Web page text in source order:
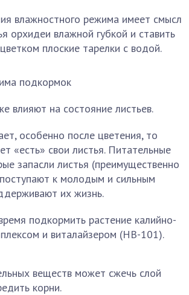
влажностного режима имеет смысл
орхидеи влажной губкой и ставить
плоские тарелки с водой.
подкормок
влияют на состояние листьев.
особенно после цветения, то
«есть» свои листья. Питательные
запасли листья (преимущественно
к молодым и сильным
их жизнь.
подкормить растение калийно-
и виталайзером (HB-101).
веществ может сжечь слой
корни.